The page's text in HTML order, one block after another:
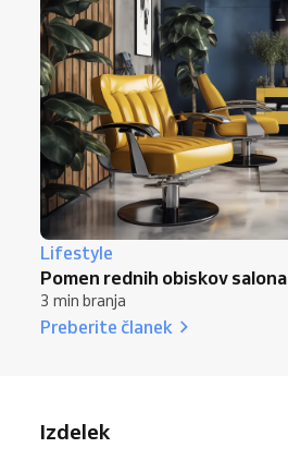
Lifestyle
Pomen rednih obiskov salona
3 min branja
Preberite članek
Izdelek